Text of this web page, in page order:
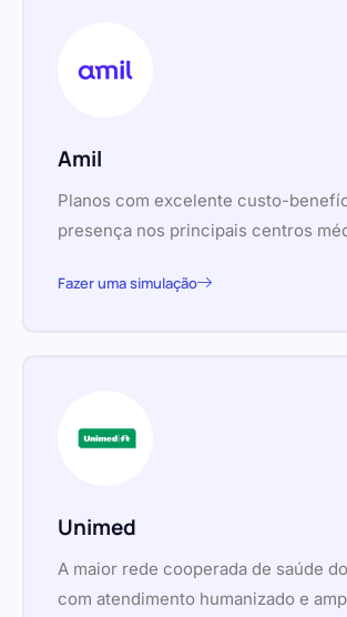
Amil
Planos com excelente custo-
presença nos principais centros
Fazer uma simulação
Unimed
A maior rede cooperada de saúde
com atendimento humanizado e